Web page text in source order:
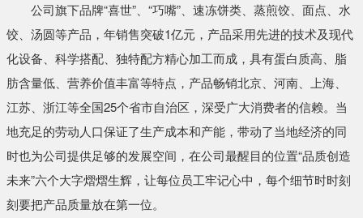
公司旗下品牌“喜世”、“巧嘴”、速冻饼类、蒸煎饺、面点、水
饺、汤圆等产品，年销售突破1亿元，产品采用先进的技术及现代
化设备、科学搭配、独特配方精心加工而成，具有蛋白质高、脂
肪含量低、营养价值丰富等特点，产品畅销北京、河南、上海、
江苏、浙江等全国25个省市自治区，深受广大消费者的信赖。当
地充足的劳动人口保证了生产成本和产能，带动了当地经济的同
时也为公司提供足够的发展空间，在公司最醒目的位置“品质创造
未来”六个大字熠熠生辉，让每位员工牢记心中，每个细节时时刻
刻要把产品质量放在第一位。